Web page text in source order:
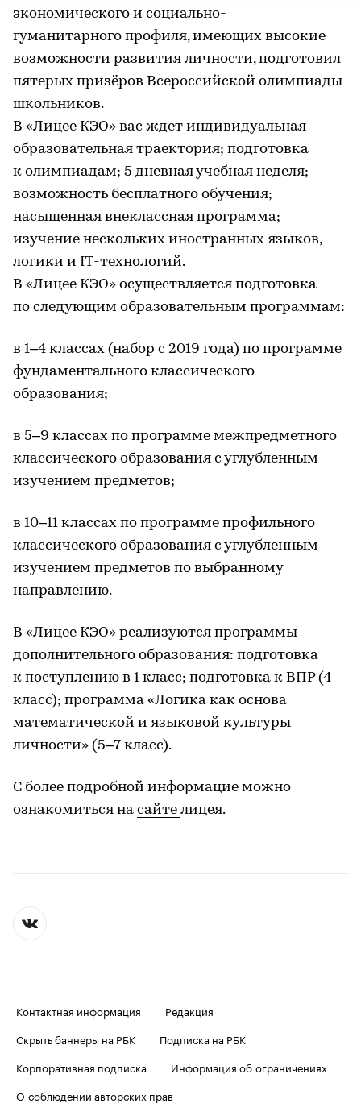
экономического и социально-
гуманитарного профиля, имеющих высокие
возможности развития личности, подготовил
пятерых призёров Всероссийской олимпиады
школьников.
В «Лицее КЭО» вас ждет индивидуальная
образовательная траектория; подготовка
к олимпиадам; 5 дневная учебная неделя;
возможность бесплатного обучения;
насыщенная внеклассная программа;
изучение нескольких иностранных языков,
логики и IT-технологий.
В «Лицее КЭО» осуществляется подготовка
по следующим образовательным программам:
в 1–4 классах (набор с 2019 года) по программе
фундаментального классического
образования;
в 5–9 классах по программе межпредметного
классического образования с углубленным
изучением предметов;
в 10–11 классах по программе профильного
классического образования с углубленным
изучением предметов по выбранному
направлению.
В «Лицее КЭО» реализуются программы
дополнительного образования: подготовка
к поступлению в 1 класс; подготовка к ВПР (4
класс); программа «Логика как основа
математической и языковой культуры
личности» (5–7 класс).
С более подробной информацие можно
ознакомиться на сайте лицея.
Контактная информация
Редакция
Скрыть баннеры на РБК
Подписка на РБК
Корпоративная подписка
Информация об ограничениях
О соблюдении авторских прав